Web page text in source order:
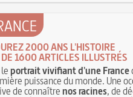
2000 ANS L'HISTOIRE
1600 ARTICLES ILLUSTRÉS
leportrait vivifiant d'une France
puissance du monde. Une
de connaîtrenos racines, de